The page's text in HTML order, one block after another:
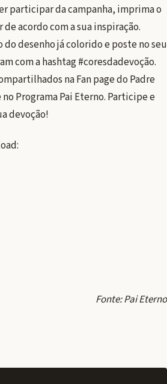
participar da campanha, imprima o
de acordo com a sua inspiração.
desenho já colorido e poste no seu
com a hashtag #coresdadevoção.
na Fan page do Padre
Programa Pai Eterno. Participe e
devoção!
Fonte: Pai Eterno